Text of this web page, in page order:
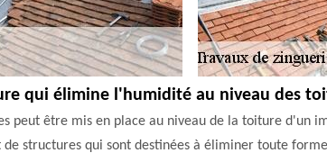
qui élimine l'humidité au niveau des
peut être mis en place au niveau de la toiture d'un
de structures qui sont destinées à éliminer toute